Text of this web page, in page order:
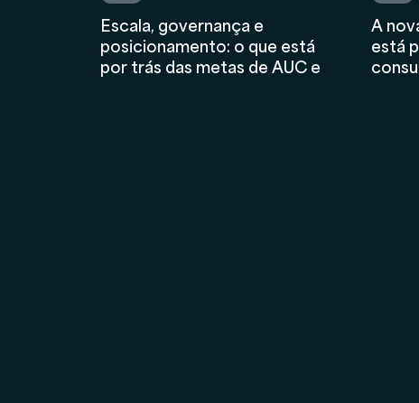
Escala, governança e
posicionamento: o que está
por trás das metas de AUC e
A
está